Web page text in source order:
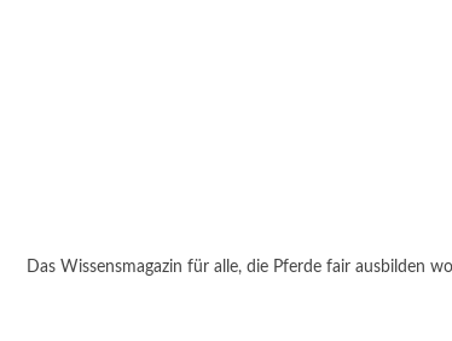
Das Wissensmagazin für alle, die Pferde fair ausbilden